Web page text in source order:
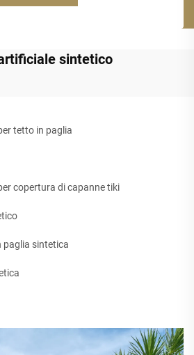
sintetico
tetto in paglia
copertura di capanne tiki
paglia sintetica